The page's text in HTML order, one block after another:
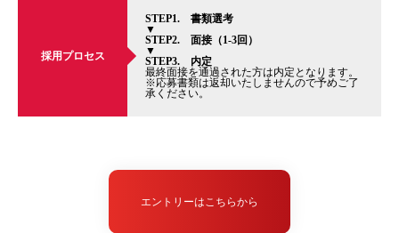
採用プロセス
STEP1. 書類選考
▼
STEP2. 面接（1-3回）
▼
STEP3. 内定
最終面接を通過された方は内定となります。
※応募書類は返却いたしませんので予めご了
承ください。
エントリーはこちらから